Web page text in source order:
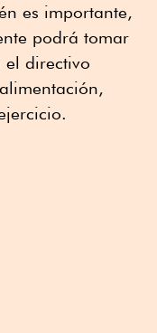
es importante,
podrá tomar
el directivo